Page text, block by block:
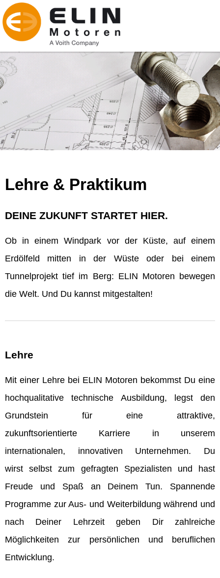
Lehre & Praktikum
DEINE ZUKUNFT STARTET HIER.
Ob in einem Windpark vor der Küste, auf einem
Erdölfeld mitten in der Wüste oder bei einem
Tunnelprojekt tief im Berg: ELIN Motoren bewegen
die Welt. Und Du kannst mitgestalten!
Lehre
Mit einer Lehre bei ELIN Motoren bekommst Du eine
hochqualitative technische Ausbildung, legst den
Grundstein für eine attraktive,
zukunftsorientierte Karriere in unserem
internationalen, innovativen Unternehmen. Du
wirst selbst zum gefragten Spezialisten und hast
Freude und Spaß an Deinem Tun. Spannende
Programme zur Aus- und Weiterbildung während und
nach Deiner Lehrzeit geben Dir zahlreiche
Möglichkeiten zur persönlichen und beruflichen
Entwicklung.